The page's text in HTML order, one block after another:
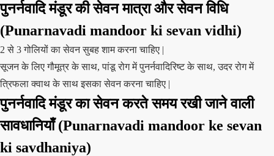
पुनर्नवादि मंडूर की सेवन मात्रा और सेवन विधि
(Punarnavadi mandoor ki sevan vidhi)
2 से 3 गोलियों का सेवन सुबह शाम करना चाहिए |
सूजन के लिए गौमूत्र के साथ, पांडू रोग में पुनर्नवादिरिष्ट के साथ, उदर रोग में
त्रिफला क्वाथ के साथ इसका सेवन करना चाहिए |
पुनर्नवादि मंडूर का सेवन करते समय रखी जाने वाली
सावधानियाँ (Punarnavadi mandoor ke sevan
ki savdhaniya)